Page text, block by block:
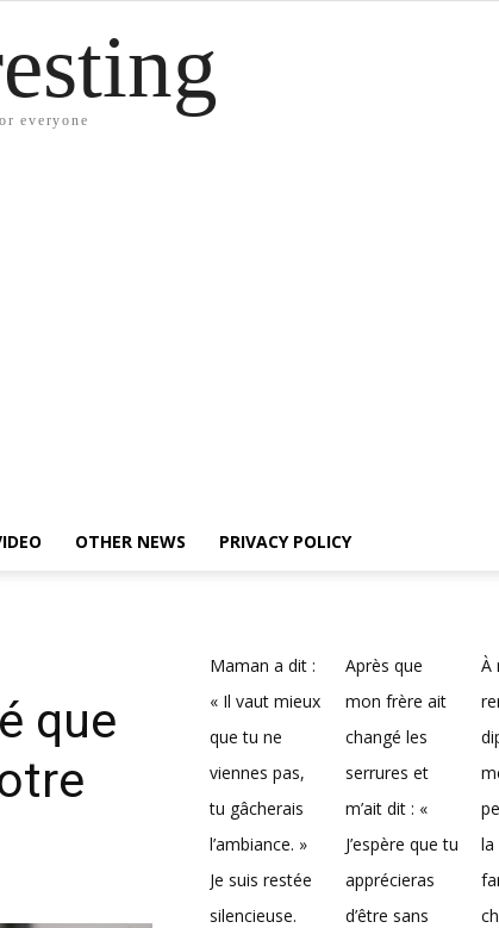
everyone
OTHER NEWS PRIVACY POLICY
que
Maman a dit :
« Il vaut mieux
que tu ne
viennes pas,
tu gâcherais
l’ambiance. »
Je suis restée
silencieuse.
Après que
mon frère ait
changé les
serrures et
m’ait dit : «
J’espère que tu
apprécieras
d’être sans
À
la